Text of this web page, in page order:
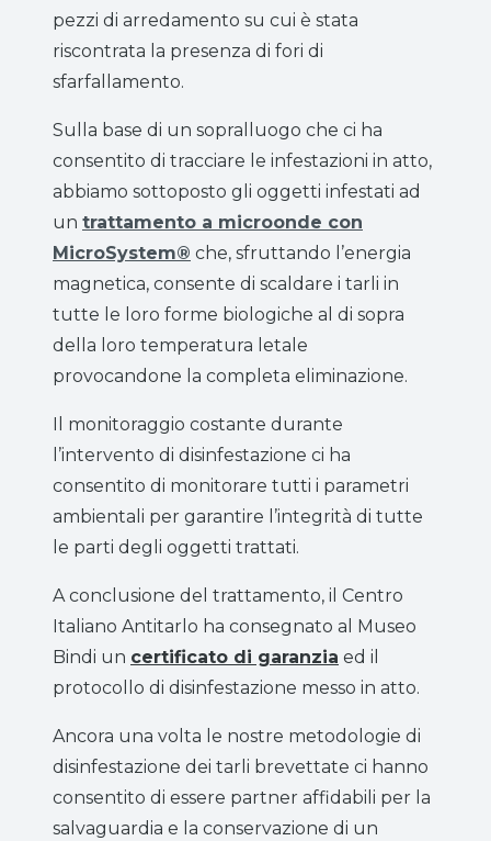
pezzi di arredamento su cui è stata
riscontrata la presenza di fori di
sfarfallamento.
Sulla base di un sopralluogo che ci ha
consentito di tracciare le infestazioni in atto,
abbiamo sottoposto gli oggetti infestati ad
un trattamento a microonde con
MicroSystem® che, sfruttando l’energia
magnetica, consente di scaldare i tarli in
tutte le loro forme biologiche al di sopra
della loro temperatura letale
provocandone la completa eliminazione.
Il monitoraggio costante durante
l’intervento di disinfestazione ci ha
consentito di monitorare tutti i parametri
ambientali per garantire l’integrità di tutte
le parti degli oggetti trattati.
A conclusione del trattamento, il Centro
Italiano Antitarlo ha consegnato al Museo
Bindi un certificato di garanzia ed il
protocollo di disinfestazione messo in atto.
Ancora una volta le nostre metodologie di
disinfestazione dei tarli brevettate ci hanno
consentito di essere partner affidabili per la
salvaguardia e la conservazione di un